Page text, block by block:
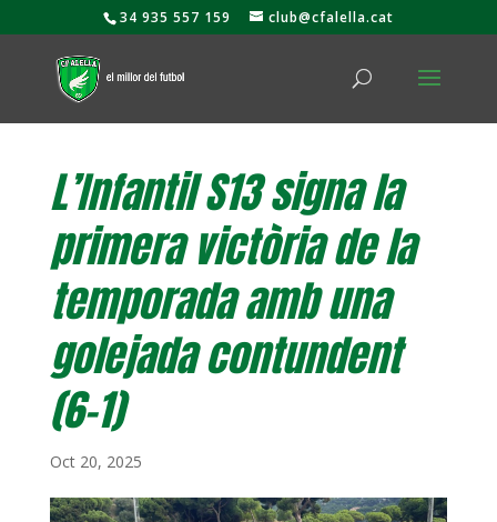
34 935 557 159 club@cfalella.cat
L’Infantil S13 signa la
primera victòria de la
temporada amb una
golejada contundent
(6-1)
Oct 20, 2025